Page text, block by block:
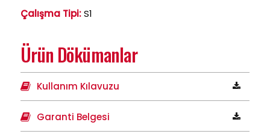
Çalışma Tipi:S1
Ürün Dökümanlar
Kullanım Kılavuzu
Garanti Belgesi